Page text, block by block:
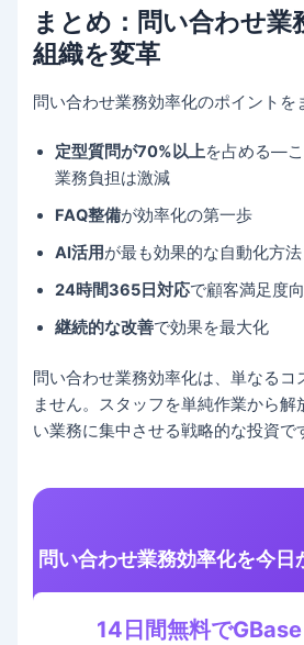
まとめ：問い合わせ業
組織を変革
問い合わせ業務効率化のポイントを
定型質問が70%以上を占める—
業務負担は激減
FAQ整備が効率化の第一歩
AI活用が最も効果的な自動化方法
24時間365日対応で顧客満足度
継続的な改善で効果を最大化
問い合わせ業務効率化は、単なるコ
ません。スタッフを単純作業から解
い業務に集中させる戦略的な投資で
問い合わせ業務効率化を今日
14日間無料で